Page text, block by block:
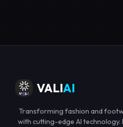
VALIAI
Transforming fashion and
with cutting-edge AI technology.